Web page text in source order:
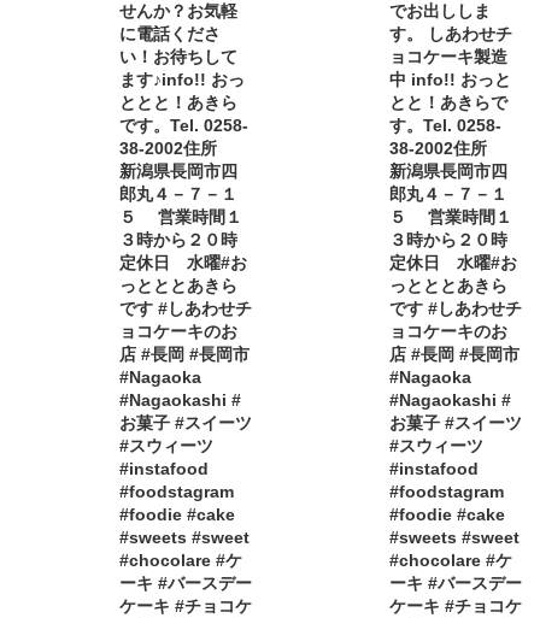
せんか？お気軽
に電話くださ
い！お待ちして
ます♪info!! おっ
ととと！あきら
です。Tel. 0258-
38-2002住所
新潟県長岡市四
郎丸４－７－１
５ 営業時間１
３時から２０時
定休日 水曜#お
っとととあきら
です #しあわせチ
ョコケーキのお
店 #長岡 #長岡市
#Nagaoka
#Nagaokashi #
お菓子 #スイーツ
#スウィーツ
#instafood
#foodstagram
#foodie #cake
#sweets #sweet
#chocolare #ケ
ーキ #バースデー
ケーキ #チョコケ
でお出ししま
す。 しあわせチ
ョコケーキ製造
中️ info!! おっと
とと！あきらで
す。Tel. 0258-
38-2002住所
新潟県長岡市四
郎丸４－７－１
５ 営業時間１
３時から２０時
定休日 水曜#お
っとととあきら
です #しあわせチ
ョコケーキのお
店 #長岡 #長岡市
#Nagaoka
#Nagaokashi #
お菓子 #スイーツ
#スウィーツ
#instafood
#foodstagram
#foodie #cake
#sweets #sweet
#chocolare #ケ
ーキ #バースデー
ケーキ #チョコケ